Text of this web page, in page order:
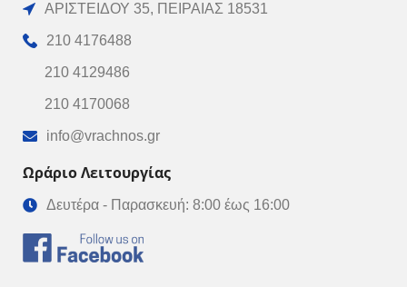
ΑΡΙΣΤΕΙΔΟΥ 35, ΠΕΙΡΑΙΑΣ 18531
210 4176488
210 4129486
210 4170068
info@vrachnos.gr
Ωράριο Λειτουργίας
Δευτέρα - Παρασκευή: 8:00 έως 16:00